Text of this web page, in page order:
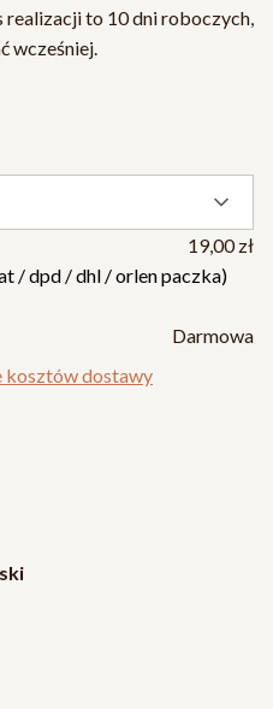
realizacji to 10 dni roboczych,
wcześniej.
19,00 zł
/ dpd / dhl / orlen paczka)
Darmowa
kosztów dostawy